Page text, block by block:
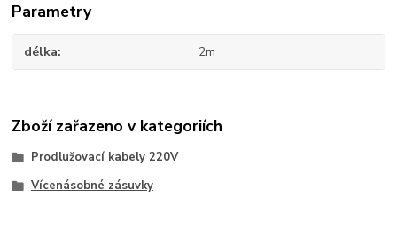
Parametry
délka 2m
Zboží zařazeno v kategoriích
Prodlužovací kabely 220V
Vícenásobné zásuvky